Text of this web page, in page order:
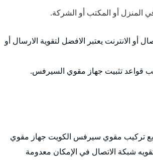
المنزل أو المكتب أو الشركة.
أو الانترنت يعتبر الافضل لتقوية الارسال أو
قواعد تثبيت جهاز مقوي السيرفس.
تركيب مقوي سيرفس الكويت جهاز مقوي
شبكة الاتصال في الإمكان معدومة